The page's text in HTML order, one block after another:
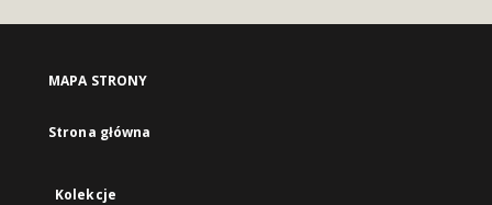
MAPA STRONY
Strona główna
Kolekcje